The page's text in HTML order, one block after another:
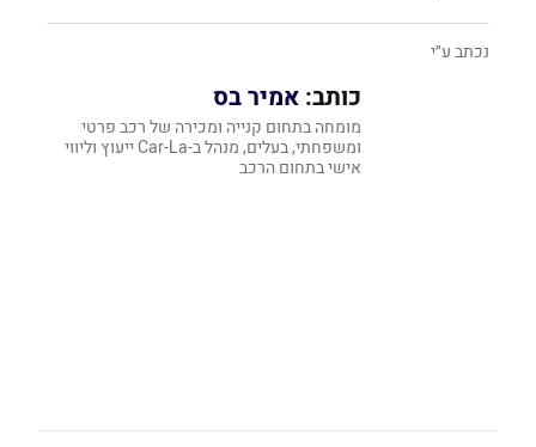
נכתב ע״י
כותב: אמיר בס
מומחה בתחום קנייה ומכירה של רכב פרטי
ומשפחתי, ‏בעלים, מנהל‏ ב-‏Car-La ייעוץ וליווי
אישי בתחום הרכב‏